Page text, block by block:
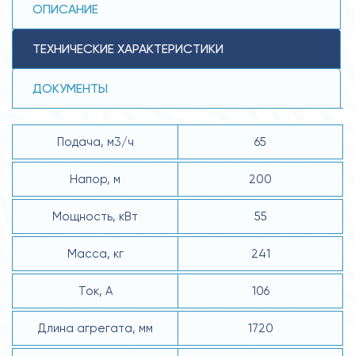
ОПИСАНИЕ
ТЕХНИЧЕСКИЕ ХАРАКТЕРИСТИКИ
ДОКУМЕНТЫ
Подача, м3/ч 65
Напор, м 200
Мощность, кВт 55
Масса, кг 241
Ток, А 106
Длина агрегата, мм 1720